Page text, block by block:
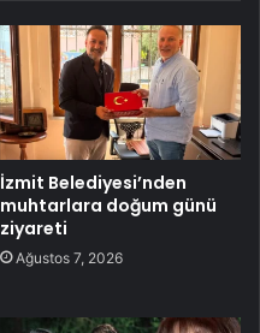
İzmit Belediyesi’nden
muhtarlara doğum günü
ziyareti
Ağustos 7, 2026